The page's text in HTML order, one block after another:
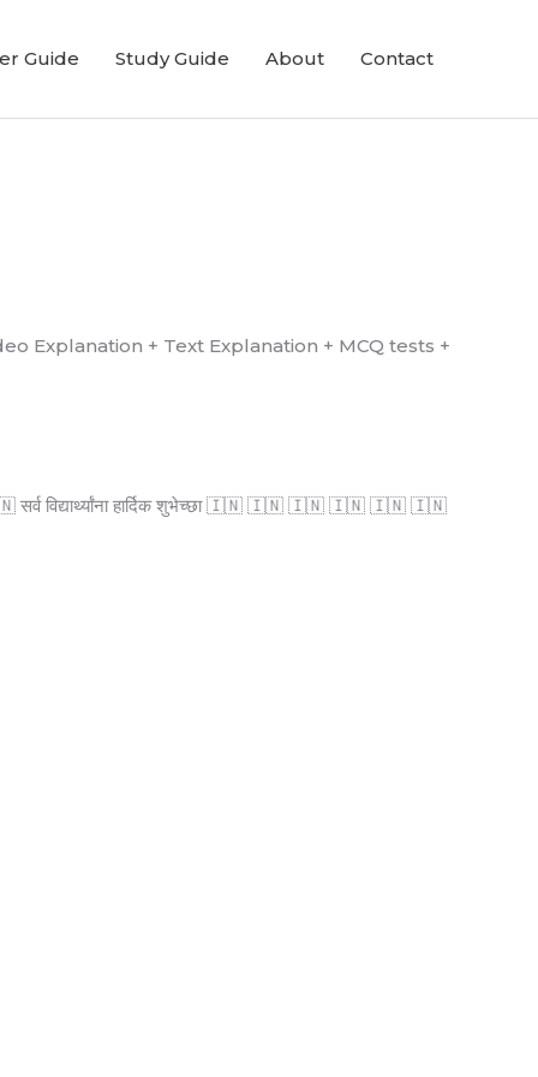
Guide Study Guide About Contact
(Video Explanation + Text Explanation + MCQ tests +
हार्दिक शुभेच्छा 🇮🇳 🇮🇳 🇮🇳 🇮🇳 🇮🇳 🇮🇳